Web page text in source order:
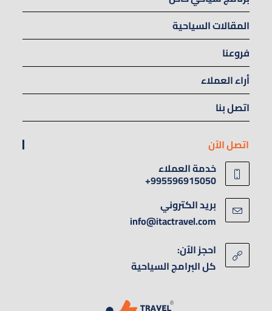
المقالات السياحية
فروعنا
أراء العملاء
اتصل بنا
اتصل الآن
خدمة العملاء
995596915050+
بريد الكتروني
info@itactravel.com
احجز الآن:
كل البرامج السياحية